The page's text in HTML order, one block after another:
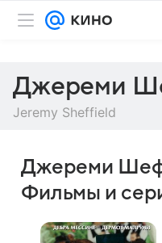
Джереми
Jeremy Sheffield
Джереми
Фильмы и